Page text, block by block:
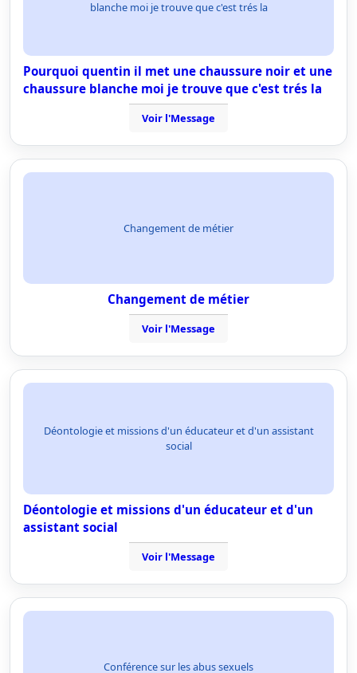
blanche moi je trouve que c'est trés la
Pourquoi quentin il met une chaussure noir et une
chaussure blanche moi je trouve que c'est trés la
Voir l'Message
Changement de métier
Changement de métier
Voir l'Message
Déontologie et missions d'un éducateur et d'un assistant
social
Déontologie et missions d'un éducateur et d'un
assistant social
Voir l'Message
Conférence sur les abus sexuels